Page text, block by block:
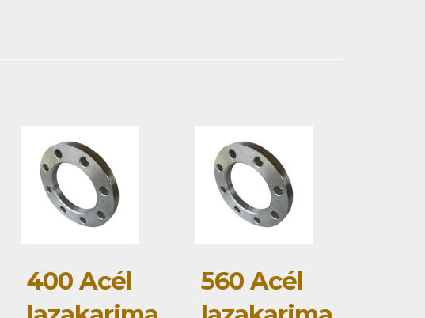
400 Acél
560 Acél